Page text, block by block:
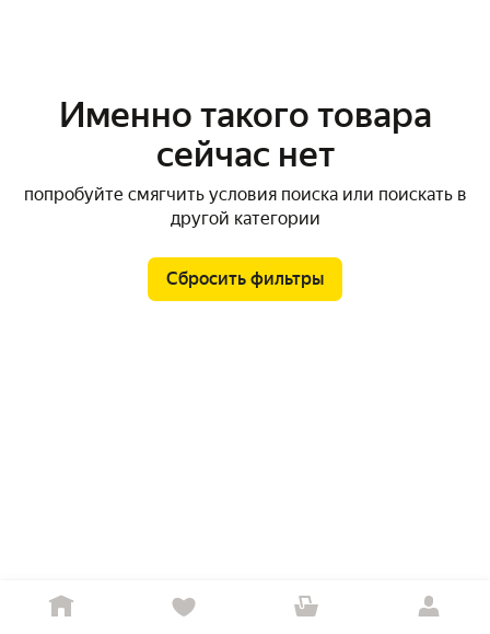
Именно такого товара
сейчас нет
попробуйте смягчить условия поиска или поискать в
другой категории
Сбросить фильтры